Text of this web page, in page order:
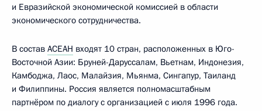
и Евразийской экономической комиссией в области
экономического сотрудничества.
В состав АСЕАН входят 10 стран, расположенных в Юго-
Восточной Азии: Бруней-Даруссалам, Вьетнам, Индонезия,
Камбоджа, Лаос, Малайзия, Мьянма, Сингапур, Таиланд
и Филиппины. Россия является полномасштабным
партнёром по диалогу с организацией с июля 1996 года.